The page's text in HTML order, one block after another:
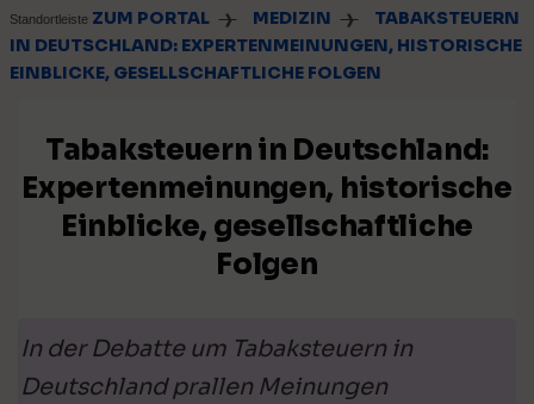
Standortleiste ZUM PORTAL ❱ MEDIZIN ❱
TABAKSTEUERN
IN DEUTSCHLAND: EXPERTENMEINUNGEN, HISTORISCHE
EINBLICKE, GESELLSCHAFTLICHE FOLGEN
Tabaksteuern in Deutschland:
Expertenmeinungen, historische
Einblicke, gesellschaftliche
Folgen
In der Debatte um Tabaksteuern in
Deutschland prallen Meinungen